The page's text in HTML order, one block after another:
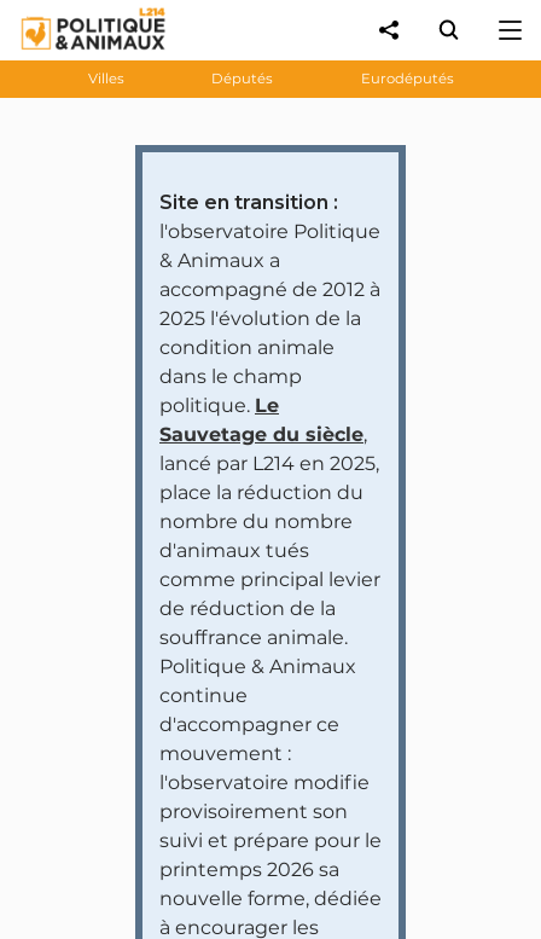
Villes Députés Eurodéputés
Site en transition :
l'observatoire Politique
& Animaux a
accompagné de 2012 à
2025 l'évolution de la
condition animale
dans le champ
politique. Le
Sauvetage du siècle,
lancé par L214 en 2025,
place la réduction du
nombre du nombre
d'animaux tués
comme principal levier
de réduction de la
souffrance animale.
Politique & Animaux
continue
d'accompagner ce
mouvement :
l'observatoire modifie
provisoirement son
suivi et prépare pour le
printemps 2026 sa
nouvelle forme, dédiée
à encourager les